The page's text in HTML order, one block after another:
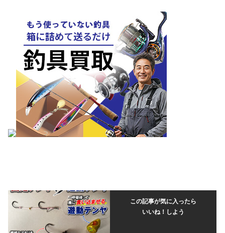
この記事が気に入ったら
いいね！しよう